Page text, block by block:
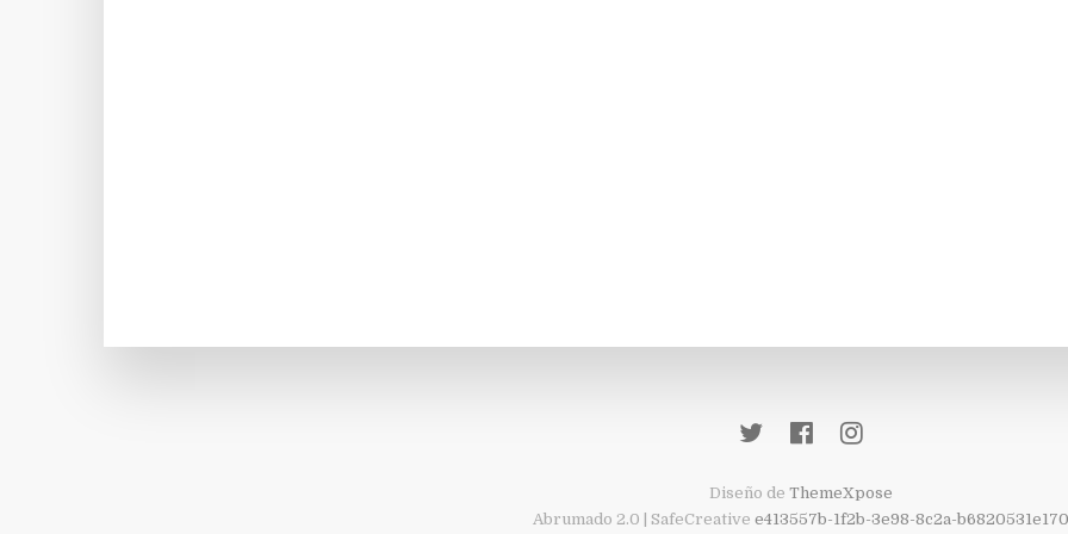
Diseño de ThemeXpose
Abrumado 2.0 | SafeCreative e413557b-1f2b-3e98-8c2a-b6820531e170